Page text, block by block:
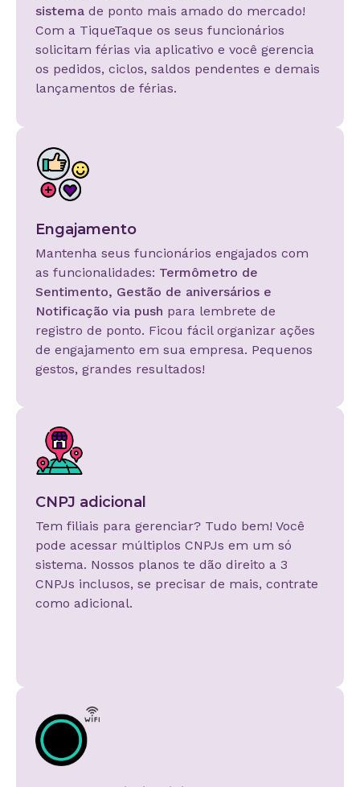
sistema de ponto mais amado do mercado!
Com a TiqueTaque os seus funcionários
solicitam férias via aplicativo e você gerencia
os pedidos, ciclos, saldos pendentes e demais
lançamentos de férias.
Engajamento
Mantenha seus funcionários engajados com
as funcionalidades: Termômetro de
Sentimento, Gestão de aniversários e
Notificação via push para lembrete de
registro de ponto. Ficou fácil organizar ações
de engajamento em sua empresa. Pequenos
gestos, grandes resultados!
CNPJ adicional
Tem filiais para gerenciar? Tudo bem! Você
pode acessar múltiplos CNPJs em um só
sistema. Nossos planos te dão direito a 3
CNPJs inclusos, se precisar de mais, contrate
como adicional.